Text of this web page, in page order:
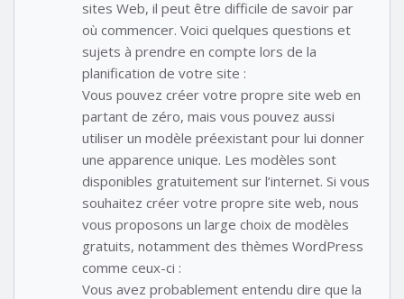
sites Web, il peut être difficile de savoir par
où commencer. Voici quelques questions et
sujets à prendre en compte lors de la
planification de votre site :
Vous pouvez créer votre propre site web en
partant de zéro, mais vous pouvez aussi
utiliser un modèle préexistant pour lui donner
une apparence unique. Les modèles sont
disponibles gratuitement sur l’internet. Si vous
souhaitez créer votre propre site web, nous
vous proposons un large choix de modèles
gratuits, notamment des thèmes WordPress
comme ceux-ci :
Vous avez probablement entendu dire que la